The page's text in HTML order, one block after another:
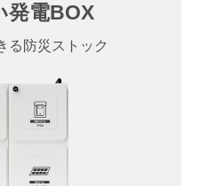
発電BOX
る防災ストック